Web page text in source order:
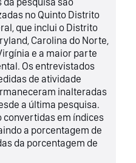
no Quinto Distrito
que inclui o Distrito
Carolina do Norte,
e a maior parte
Os entrevistados
de atividade
inalteradas
a última pesquisa.
convertidas em índices
a porcentagem de
da porcentagem de